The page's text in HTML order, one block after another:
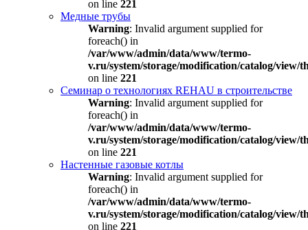
on line 221
Медные трубы
Warning: Invalid argument supplied for
foreach() in
/var/www/admin/data/www/termo-
v.ru/system/storage/modification/catalog/view/
on line 221
Семинар о технологиях REHAU в строительстве
Warning: Invalid argument supplied for
foreach() in
/var/www/admin/data/www/termo-
v.ru/system/storage/modification/catalog/view/
on line 221
Настенные газовые котлы
Warning: Invalid argument supplied for
foreach() in
/var/www/admin/data/www/termo-
v.ru/system/storage/modification/catalog/view/
on line 221